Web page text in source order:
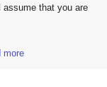
that you are
more